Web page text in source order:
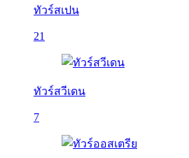
ทัวร์สเปน
21
ทัวร์สวีเดน
7